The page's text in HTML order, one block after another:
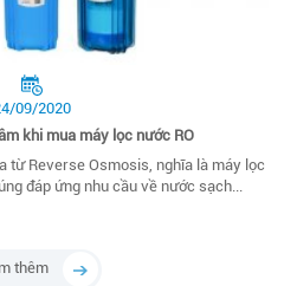
09/2020
khi mua máy lọc nước RO
từ Reverse Osmosis, nghĩa là máy lọc
đáp ứng nhu cầu về nước sạch...
thêm